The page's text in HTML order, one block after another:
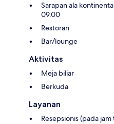
Sarapan ala
09.00
Restoran
Bar/lounge
Aktivitas
Meja biliar
Berkuda
Layanan
Resepsionis (pada